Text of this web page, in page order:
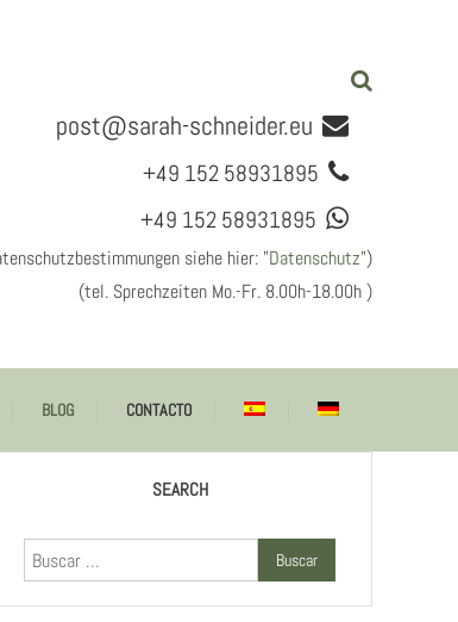
post@sarah-schneider.eu
+49 152 58931895
+49 152 58931895
siehe hier: "Datenschutz")
(tel. Sprechzeiten Mo.-Fr. 8.00h-18.00h )
BLOG CONTACTO
SEARCH
Buscar: